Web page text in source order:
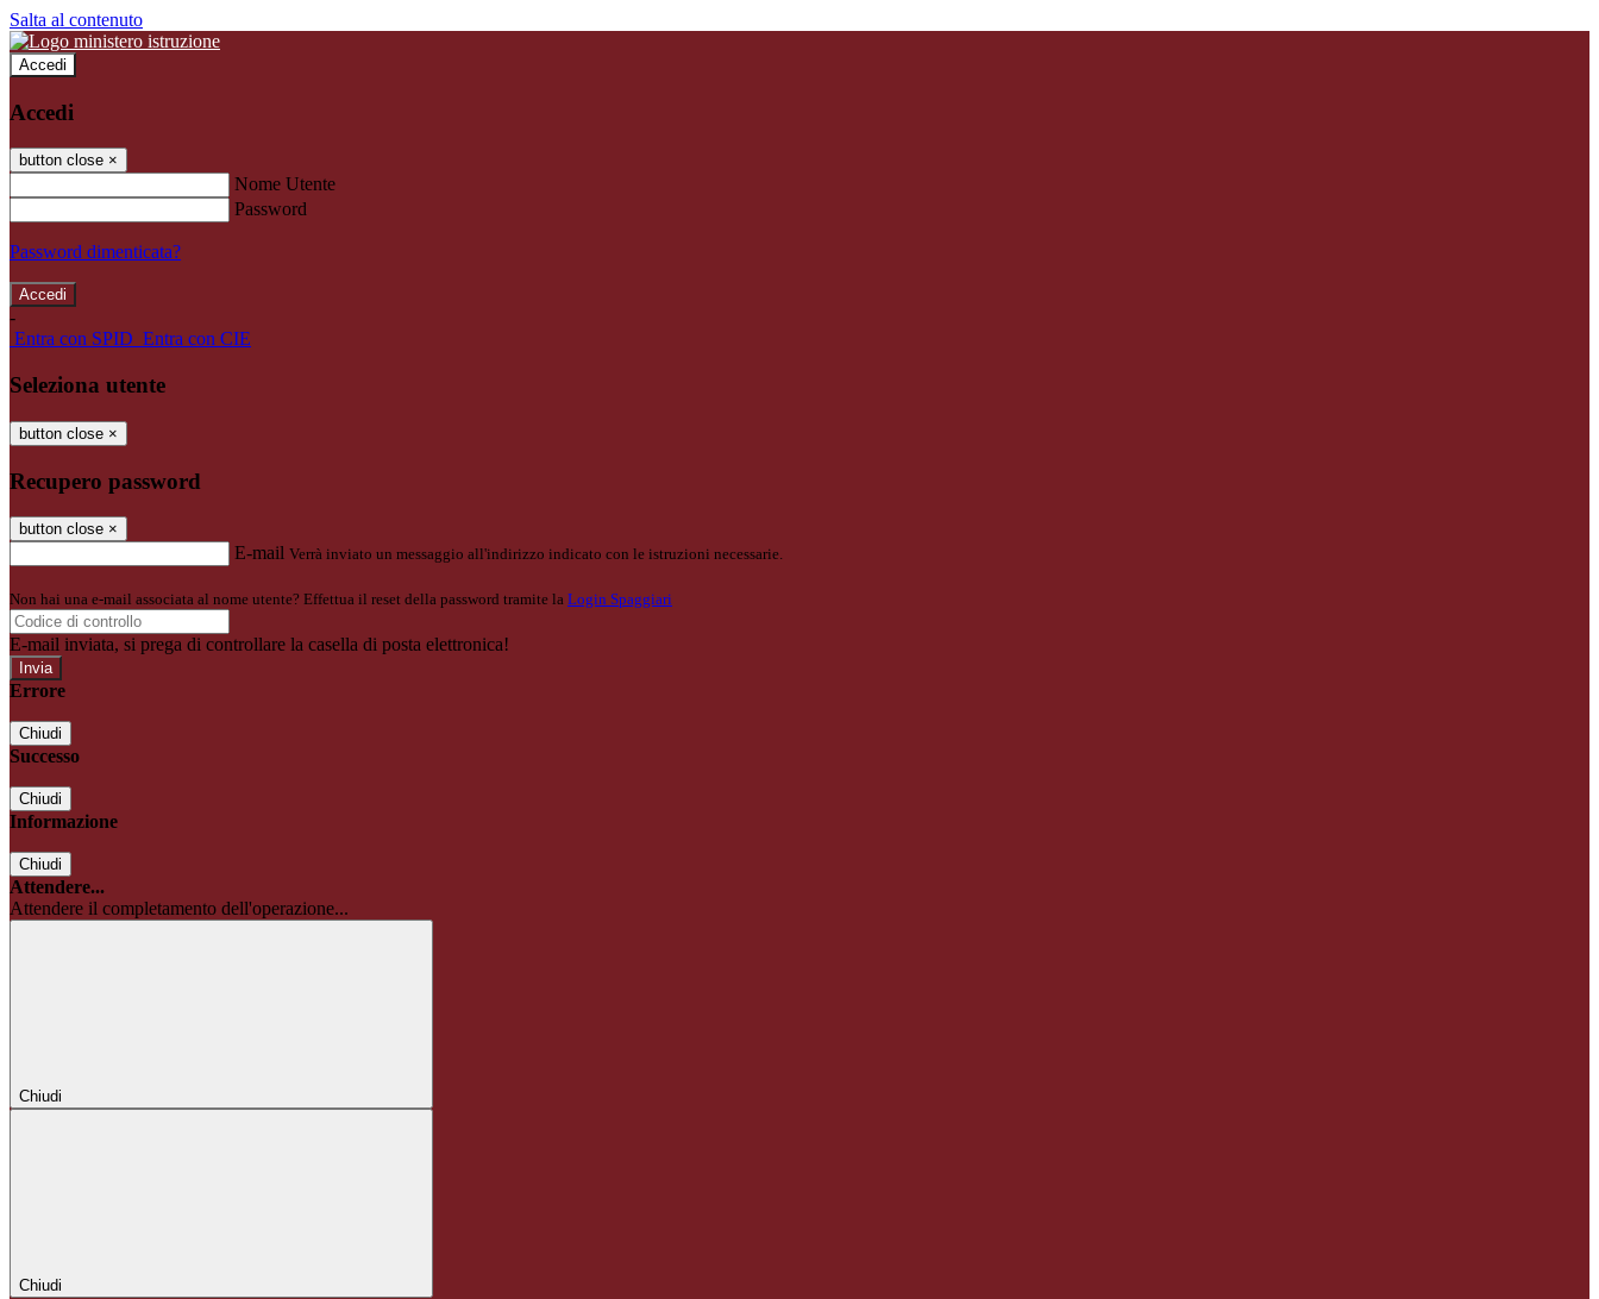
Salta al contenuto
Accedi
Accedi
button close ×
Nome Utente
Password
Password dimenticata?
-
Entra con SPID Entra con CIE
Seleziona utente
button close ×
Recupero password
button close ×
E-mail Verrà inviato un messaggio all'indirizzo indicato con le istruzioni necessarie.
Non hai una e-mail associata al nome utente? Effettua il reset della password tramite la Login Spaggiari
E-mail inviata, si prega di controllare la casella di posta elettronica!
Errore
Chiudi
Successo
Chiudi
Informazione
Chiudi
Attendere...
Attendere il completamento dell'operazione...
Chiudi
Chiudi